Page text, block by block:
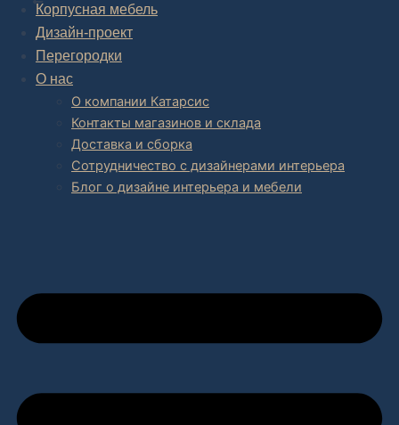
Корпусная мебель
Дизайн-проект
Перегородки
О нас
О компании Катарсис
Контакты магазинов и склада
Доставка и сборка
Сотрудничество с дизайнерами интерьера
Блог о дизайне интерьера и мебели